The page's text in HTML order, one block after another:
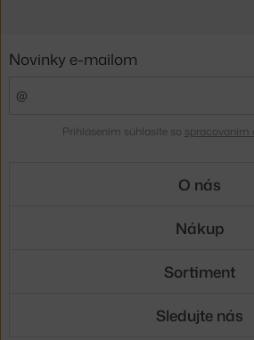
Novinky e-mailom
Prihlásením súhlasíte so spracovaním
O nás
Nákup
Sortiment
Sledujte nás